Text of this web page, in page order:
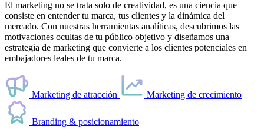
El marketing no se trata solo de creatividad, es una ciencia que
consiste en entender tu marca, tus clientes y la dinámica del
mercado. Con nuestras herramientas analíticas, descubrimos las
motivaciones ocultas de tu público objetivo y diseñamos una
estrategia de marketing que convierte a los clientes potenciales en
embajadores leales de tu marca.
Marketing de atracción Marketing de crecimiento
Branding & posicionamiento